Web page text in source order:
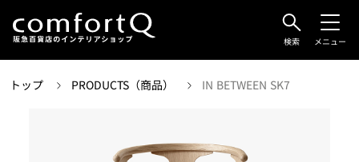
検索 メニュー
トップ PRODUCTS（商品） IN BETWEEN SK7